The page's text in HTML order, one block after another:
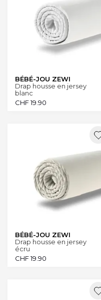
BÉBÉ-JOU ZEWI
Drap housse en jersey
blanc
CHF19.90
BÉBÉ-JOU ZEWI
Drap housse en jersey
écru
CHF19.90